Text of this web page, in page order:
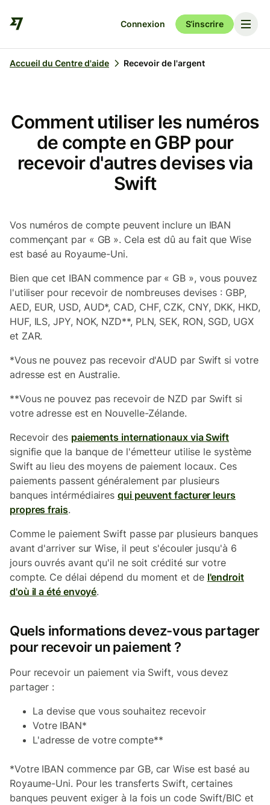
Connexion S’inscrire
Accueil du Centre d'aide Recevoir de l'argent
Comment utiliser les numéros
de compte en GBP pour
recevoir d'autres devises via
Swift
Vos numéros de compte peuvent inclure un IBAN
commençant par « GB ». Cela est dû au fait que Wise
est basé au Royaume-Uni.
Bien que cet IBAN commence par « GB », vous pouvez
l'utiliser pour recevoir de nombreuses devises : GBP,
AED, EUR, USD, AUD*, CAD, CHF, CZK, CNY, DKK, HKD,
HUF, ILS, JPY, NOK, NZD**, PLN, SEK, RON, SGD, UGX
et ZAR.
*Vous ne pouvez pas recevoir d'AUD par Swift si votre
adresse est en Australie.
**Vous ne pouvez pas recevoir de NZD par Swift si
votre adresse est en Nouvelle-Zélande.
Recevoir des paiements internationaux via Swift
signifie que la banque de l'émetteur utilise le système
Swift au lieu des moyens de paiement locaux. Ces
paiements passent généralement par plusieurs
banques intérmédiairesqui peuvent facturer leurs
propres frais.
Comme le paiement Swift passe par plusieurs banques
avant d'arriver sur Wise, il peut s'écouler jusqu'à 6
jours ouvrés avant qu'il ne soit crédité sur votre
compte. Ce délai dépend du moment et de l'endroit
d'où il a été envoyé.
Quels informations devez-vous partager
pour recevoir un paiement ?
Pour recevoir un paiement via Swift, vous devez
partager :
La devise que vous souhaitez recevoir
Votre IBAN*
L'adresse de votre compte**
*Votre IBAN commence par GB, car Wise est basé au
Royaume-Uni. Pour les transferts Swift, certaines
banques peuvent exiger à la fois un code Swift/BIC et